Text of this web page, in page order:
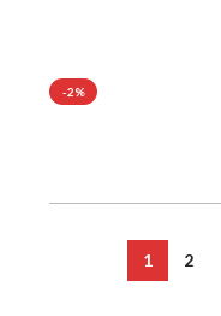
-2%
1 2